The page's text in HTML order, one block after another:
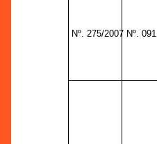
Nº. 275/2007 Nº. 091